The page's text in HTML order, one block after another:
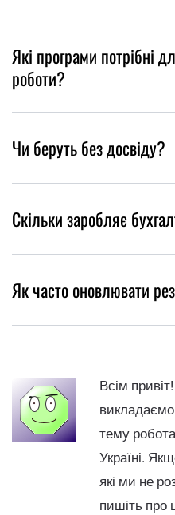
Які програми потрібні
роботи?
Чи беруть без досвіду?
Скільки заробляє
Як часто оновлювати
Всім
тему
Україні.
які ми не
пишіть про